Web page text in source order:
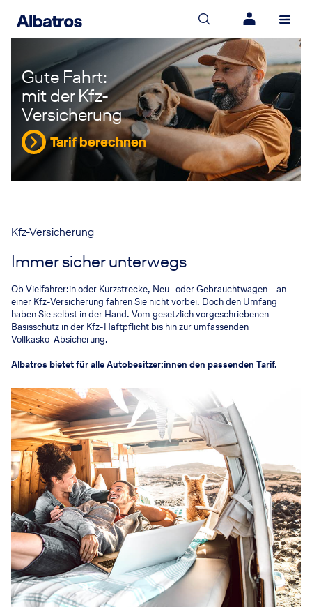
Gute Fahrt:
mit der Kfz-
Versicherung
Tarif berechnen
Kfz-Versicherung
Immer sicher unterwegs
Ob Vielfahrer:in oder Kurzstrecke, Neu- oder Gebrauchtwagen – an
einer Kfz-Versicherung fahren Sie nicht vorbei. Doch den Umfang
haben Sie selbst in der Hand. Vom gesetzlich vorgeschriebenen
Basisschutz in der Kfz-Haftpflicht bis hin zur umfassenden
Vollkasko-Absicherung.
Albatros bietet für alle Autobesitzer:innen den passenden Tarif.